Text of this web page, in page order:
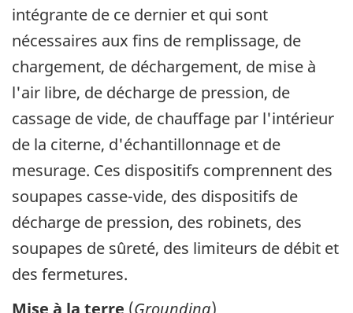
intégrante de ce dernier et qui sont
nécessaires aux fins de remplissage, de
chargement, de déchargement, de mise à
l'air libre, de décharge de pression, de
cassage de vide, de chauffage par l'intérieur
de la citerne, d'échantillonnage et de
mesurage. Ces dispositifs comprennent des
soupapes casse-vide, des dispositifs de
décharge de pression, des robinets, des
soupapes de sûreté, des limiteurs de débit et
des fermetures.
Mise à la terre (Grounding)